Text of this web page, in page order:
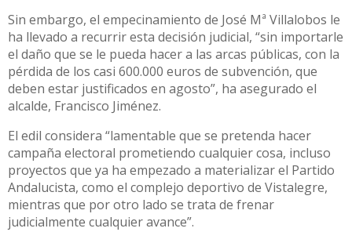
Sin embargo, el empecinamiento de José Mª Villalobos le
ha llevado a recurrir esta decisión judicial, “sin importarle
el daño que se le pueda hacer a las arcas públicas, con la
pérdida de los casi 600.000 euros de subvención, que
deben estar justificados en agosto”, ha asegurado el
alcalde, Francisco Jiménez.
El edil considera “lamentable que se pretenda hacer
campaña electoral prometiendo cualquier cosa, incluso
proyectos que ya ha empezado a materializar el Partido
Andalucista, como el complejo deportivo de Vistalegre,
mientras que por otro lado se trata de frenar
judicialmente cualquier avance”.